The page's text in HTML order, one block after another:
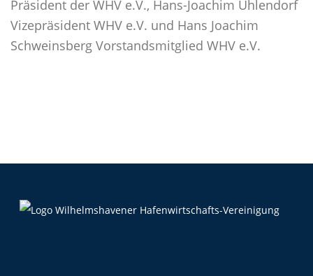
Präsident der WHV e.V., Hans-Joachim Uhlendorf
Vizepräsident WHV e.V. und Hans Joachim
Schweinsberg Vorstandsmitglied WHV e.V.